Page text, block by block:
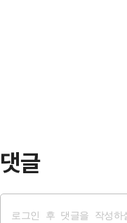
댓글